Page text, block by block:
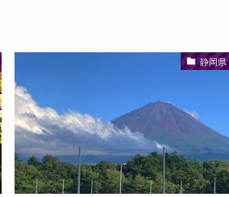
静岡県